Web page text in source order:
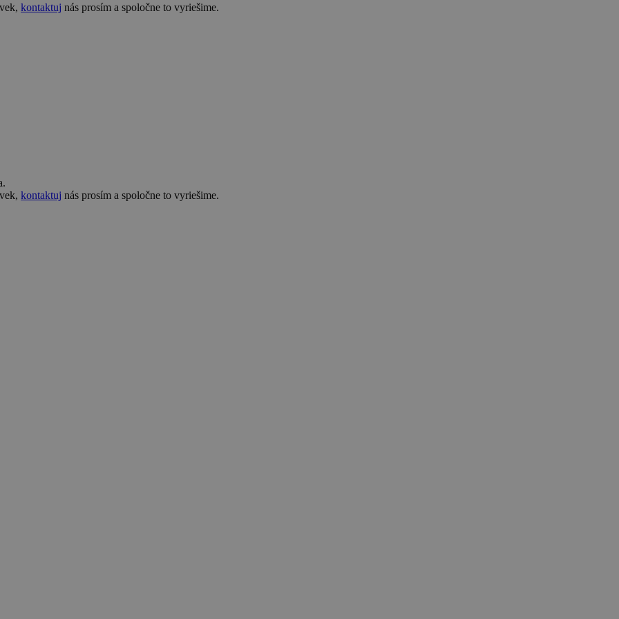
kontaktuj nás prosím a spoločne to vyriešime.
kontaktuj nás prosím a spoločne to vyriešime.